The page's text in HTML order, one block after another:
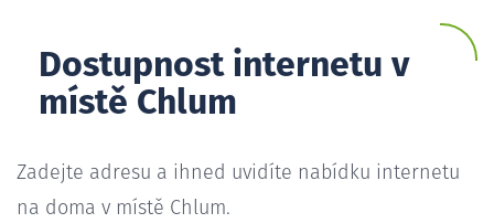
Dostupnost internetu v
místě Chlum
Zadejte adresu a ihned uvidíte nabídku internetu
na doma v místě Chlum.